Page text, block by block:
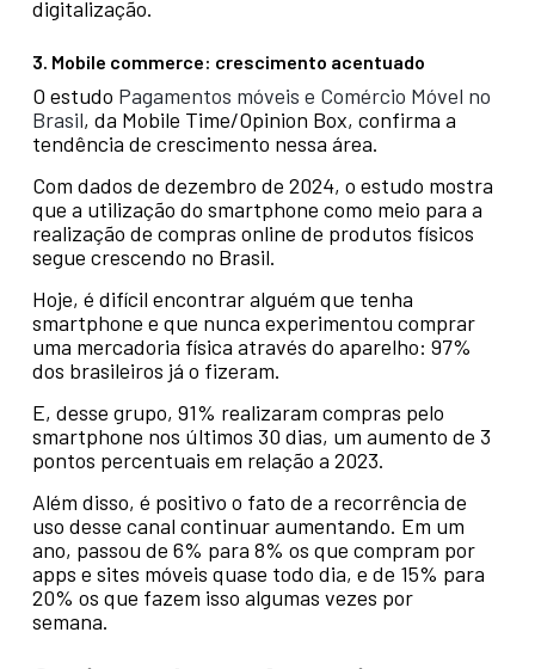
digitalização.
3. Mobile commerce: crescimento acentuado
O estudo Pagamentos móveis e Comércio Móvel no
Brasil, da Mobile Time/Opinion Box, confirma a
tendência de crescimento nessa área.
Com dados de dezembro de 2024, o estudo mostra
que a utilização do smartphone como meio para a
realização de compras online de produtos físicos
segue crescendo no Brasil.
Hoje, é difícil encontrar alguém que tenha
smartphone e que nunca experimentou comprar
uma mercadoria física através do aparelho: 97%
dos brasileiros já o fizeram.
E, desse grupo, 91% realizaram compras pelo
smartphone nos últimos 30 dias, um aumento de 3
pontos percentuais em relação a 2023.
Além disso, é positivo o fato de a recorrência de
uso desse canal continuar aumentando. Em um
ano, passou de 6% para 8% os que compram por
apps e sites móveis quase todo dia, e de 15% para
20% os que fazem isso algumas vezes por
semana.